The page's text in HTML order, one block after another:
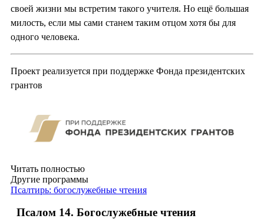
своей жизни мы встретим такого учителя. Но ещё большая
милость, если мы сами станем таким отцом хотя бы для
одного человека.
Проект реализуется при поддержке Фонда президентских
грантов
Читать полностью
Другие программы
Псалтирь: богослужебные чтения
Псалом 14. Богослужебные чтения